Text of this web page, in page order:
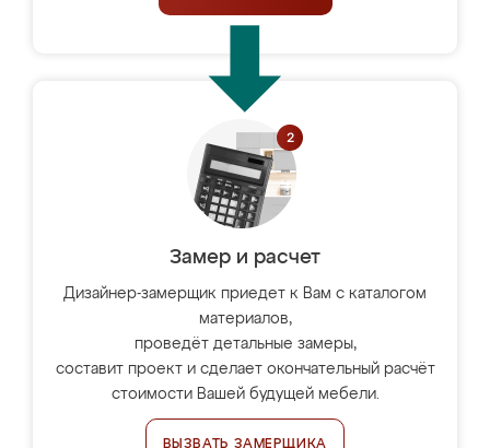
Замер и расчет
Дизайнер-замерщик приедет к Вам с каталогом
материалов,
проведёт детальные замеры,
составит проект и сделает окончательный расчёт
стоимости Вашей будущей мебели.
ВЫЗВАТЬ ЗАМЕРЩИКА